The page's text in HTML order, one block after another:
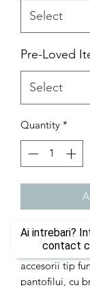
Ai intrebari?
contact
Pre-Loved
Quantity *
DIVINE
piele suede
accesorii tip
pantofilui, cu